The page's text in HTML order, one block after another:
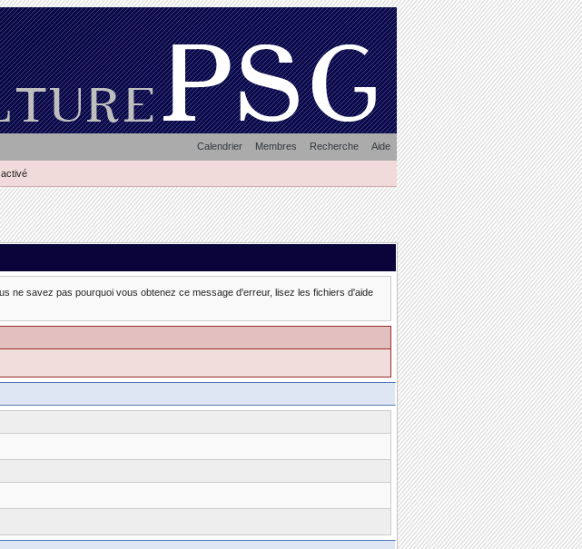
Aide
Recherche
Membres
Calendrier
ne savez pas pourquoi vous obtenez ce message d'erreur, lisez les fichiers d'aide